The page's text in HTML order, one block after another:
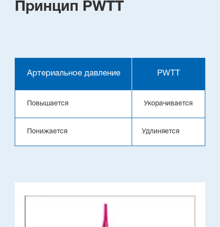
Принцип PWTT
Артериальное давление PWTT
Повышается Укорачивается
Понижается Удлиняется